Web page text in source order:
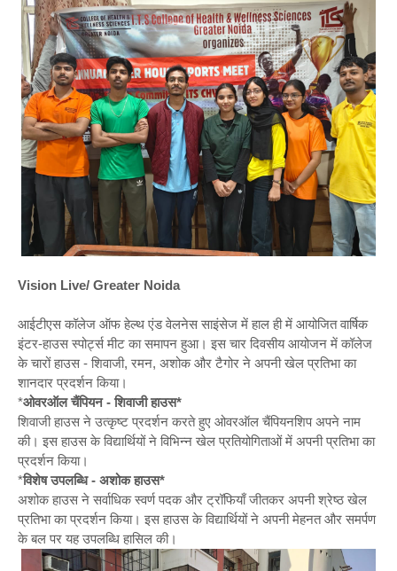
Vision Live/ Greater Noida
आईटीएस कॉलेज ऑफ हेल्थ एंड वेलनेस साइंसेज में हाल ही में आयोजित वार्षिक
इंटर-हाउस स्पोर्ट्स मीट का समापन हुआ। इस चार दिवसीय आयोजन में कॉलेज
के चारों हाउस - शिवाजी, रमन, अशोक और टैगोर ने अपनी खेल प्रतिभा का
शानदार प्रदर्शन किया।
*ओवरऑल चैंपियन - शिवाजी हाउस*
शिवाजी हाउस ने उत्कृष्ट प्रदर्शन करते हुए ओवरऑल चैंपियनशिप अपने नाम
की। इस हाउस के विद्यार्थियों ने विभिन्न खेल प्रतियोगिताओं में अपनी प्रतिभा का
प्रदर्शन किया।
*विशेष उपलब्धि - अशोक हाउस*
अशोक हाउस ने सर्वाधिक स्वर्ण पदक और ट्रॉफियाँ जीतकर अपनी श्रेष्ठ खेल
प्रतिभा का प्रदर्शन किया। इस हाउस के विद्यार्थियों ने अपनी मेहनत और समर्पण
के बल पर यह उपलब्धि हासिल की।